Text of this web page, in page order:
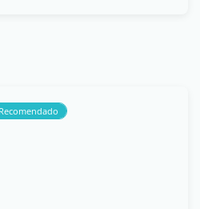
Recomendado